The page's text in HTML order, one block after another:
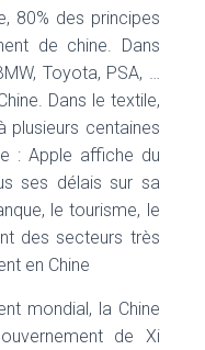
80% des principes
de chine. Dans
Toyota, PSA, …
Dans le textile,
plusieurs centaines
: Apple affiche du
ses délais sur sa
le tourisme, le
des secteurs très
en Chine
mondial, la Chine
de Xi